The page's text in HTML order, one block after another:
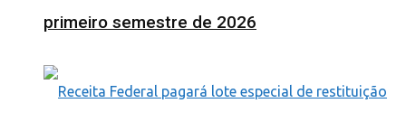
primeiro semestre de 2026